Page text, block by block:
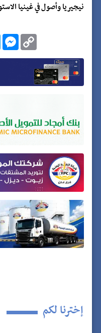
نيجيريا وأصول في غينيا
M
e
s
s
g
C
o
p
y
L
i
n
إخترنا لكم